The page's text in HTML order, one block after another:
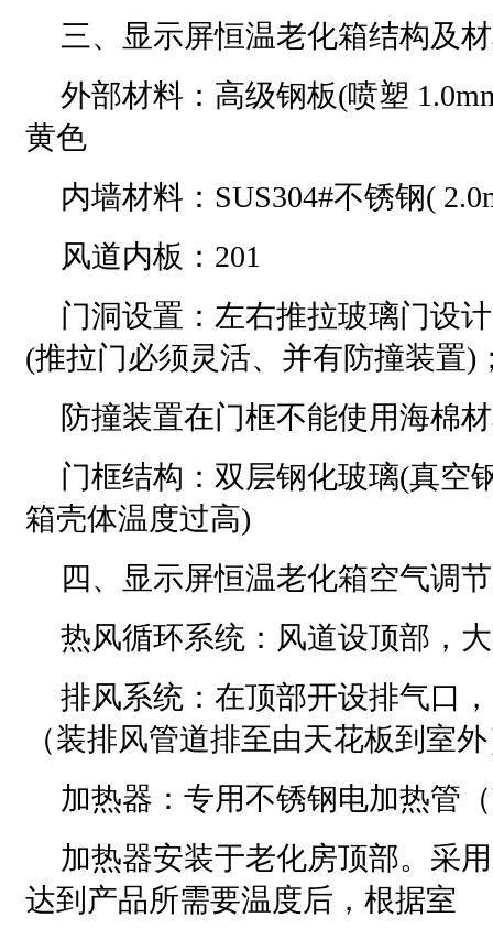
三、显示屏恒温老化箱结构及
外部材料：高级钢板(喷塑
黄色
内墙材料：SUS304#不锈钢(
风道内板：201
门洞设置：左右推拉玻璃门设
(推拉门必须灵活、并有防撞装置)
防撞装置在门框不能使用海棉
门框结构：双层钢化玻璃(真空
箱壳体温度过高)
四、显示屏恒温老化箱空气调
热风循环系统：风道设顶部，
排风系统：在顶部开设排气口
（装排风管道排至由天花板到室
加热器：专用不锈钢电加热管
加热器安装于老化房顶部。采
达到产品所需要温度后，根据室